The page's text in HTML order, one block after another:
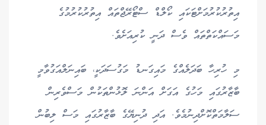
އިތުރުކުރުމަށްޓަކައި ކޯލްޑް ސްޓޯރޭޖްތައް އިތުރުކުރުމުގެ
މަސައްކަތްތައް ވެސް ދަނީ ކުރިއަށެވެ.
މި ހުރިހާ ބަދަލެއްގެ މައިގަނޑު މަގުސަދަކީ، ބައިނަލްއަގުވާމީ
ބާޒާރުގައި މަހުގެ އަގަށް އަންނަ ލޮޅުންތަކުން މަސްވެރިން
ސަލާމަތްކޮށްދިނުމެވެ. އަދި ދުނިޔޭގެ ބާޒާރުގައި މަސް ލިބުން